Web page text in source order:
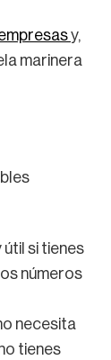
y,
marinera
útil si tienes
números
necesita
tienes